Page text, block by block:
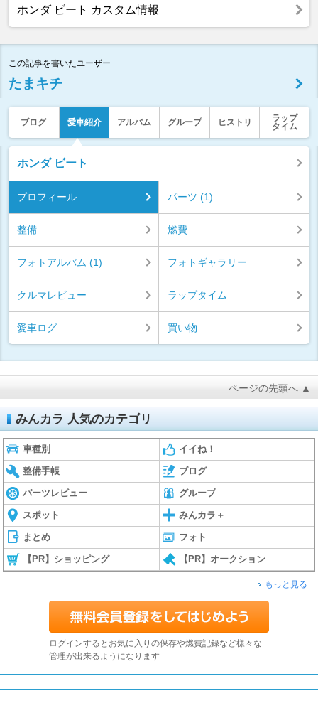
ホンダ ビート カスタム情報
この記事を書いたユーザー
たまキチ
ブログ 愛車紹介 アルバム グループ ヒストリ
ラップ
タイム
ホンダ ビート
プロフィール パーツ (1)
整備 燃費
フォトアルバム (1) フォトギャラリー
クルマレビュー ラップタイム
愛車ログ 買い物
ページの先頭へ ▲
みんカラ 人気のカテゴリ
車種別 イイね！
整備手帳 ブログ
パーツレビュー グループ
スポット みんカラ＋
まとめ フォト
【PR】ショッピング 【PR】オークション
もっと見る
ログインするとお気に入りの保存や燃費記録など様々な
管理が出来るようになります